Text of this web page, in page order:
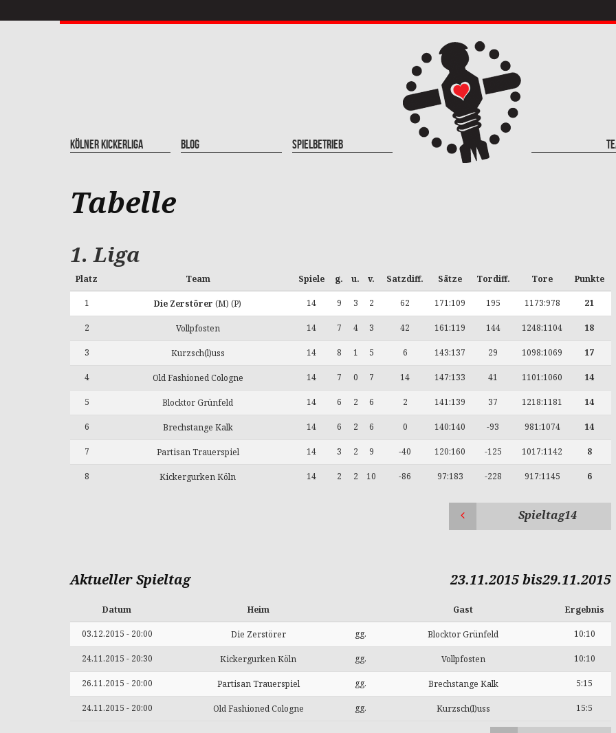
Kölner Kickerliga Blog Spielbetrieb
Tabelle
1. Liga
Platz Team Spiele g. u. v. Satzdiff. Sätze Tordiff. Tore Punkte
1 Die Zerstörer (M) (P) 14 9 3 2 62 171:109 195 1173:978 21
2 Vollpfosten 14 7 4 3 42 161:119 144 1248:1104 18
3 Kurzsch(l)uss 14 8 1 5 6 143:137 29 1098:1069 17
4 Old Fashioned Cologne 14 7 0 7 14 147:133 41 1101:1060 14
5 Blocktor Grünfeld 14 6 2 6 2 141:139 37 1218:1181 14
6 Brechstange Kalk 14 6 2 6 0 140:140 -93 981:1074 14
7 Partisan Trauerspiel 14 3 2 9 -40 120:160 -125 1017:1142 8
8 Kickergurken Köln 14 2 2 10 -86 97:183 -228 917:1145 6
Spieltag14
Aktueller Spieltag 23.11.2015 bis29.11.2015
Datum Heim Gast Ergebnis
03.12.2015 - 20:00 Die Zerstörer gg. Blocktor Grünfeld 10:10
24.11.2015 - 20:30 Kickergurken Köln gg. Vollpfosten 10:10
26.11.2015 - 20:00 Partisan Trauerspiel gg. Brechstange Kalk 5:15
24.11.2015 - 20:00 Old Fashioned Cologne gg. Kurzsch(l)uss 15:5